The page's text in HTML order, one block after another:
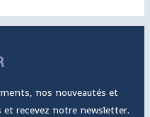
nos nouveautés et
recevez notre newsletter.